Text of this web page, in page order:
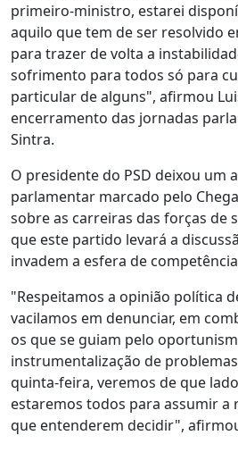
primeiro-ministro, estarei
aquilo que tem de ser resolvido
para trazer de volta a
sofrimento para todos só para
particular de alguns", afirmou
encerramento das jornadas
Sintra.
O presidente do PSD deixou um
parlamentar marcado pelo
sobre as carreiras das forças de
que este partido levará a
invadem a esfera de
"Respeitamos a opinião política
vacilamos em denunciar, em
os que se guiam pelo
instrumentalização de
quinta-feira, veremos de que
estaremos todos para assumir a
que entenderem decidir",